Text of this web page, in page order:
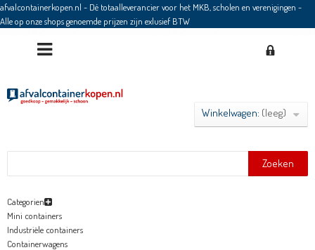
afvalcontainerkopen.nl - Dé totaalleverancier voor het MKB, scholen en verenigingen -
Alle op onze shops genoemde prijzen zijn exlusief BTW
Zoeken
Winkelwagen: (leeg)
Categorien
Mini containers
Industriële containers
Containerwagens